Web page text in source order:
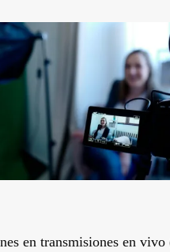
en transmisiones en